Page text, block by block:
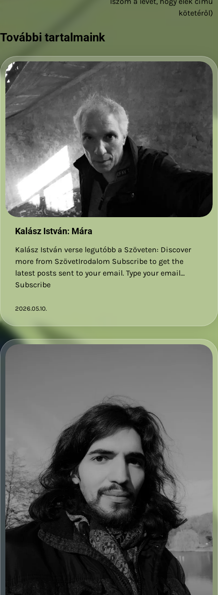
kötetéről)
További tartalmaink
Kalász István: Mára
Kalász István verse legutóbb a Szöveten: Discover
more from SzövetIrodalom Subscribe to get the
latest posts sent to your email. Type your email…
Subscribe
2026.05.10.